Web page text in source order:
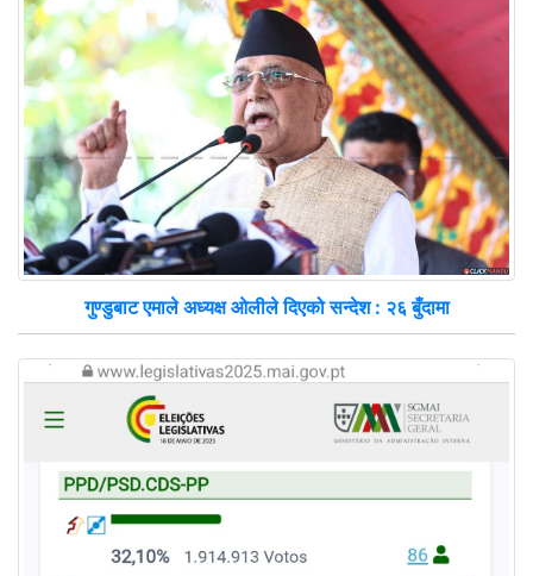
गुण्डुबाट एमाले अध्यक्ष ओलीले दिएको सन्देश : २६ बुँदामा